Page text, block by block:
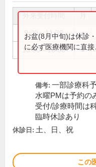
9:00～11:30 ●
13:30～16:00 ●
お盆(8月中旬)は休診
に必ず医療機関に直接
備考: 一部診療科
水曜PMは予約の
受付/診療時間は
臨時休診あり
休診日: 土、日、祝
この